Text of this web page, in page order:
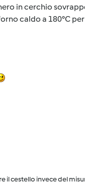
in cerchio
caldo a 180°C
il cestello invece del